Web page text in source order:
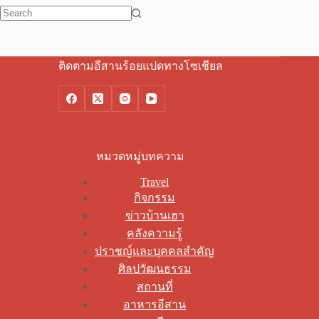
ติดตามอีสานร้อยแปดทางโซเชียล
หมวดหมู่บทความ
Travel
กิจกรรม
ข่าวบ้านเฮา
คลังความรู้
ปราชญ์และบุคคลสำคัญ
ศิลปวัฒนธรรม
สถานที่
อาหารอีสาน